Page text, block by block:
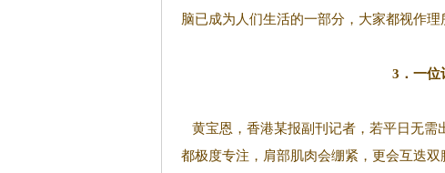
脑已成为人们生活的一部分，大家都视作理
3．一位
黄宝恩，香港某报副刊记者，若平日无需
都极度专注，肩部肌肉会绷紧，更会互迭